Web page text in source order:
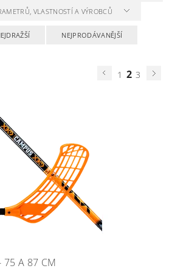
VLASTNOSTÍ A VÝROBCŮ
NEJPRODÁVANĚJŠÍ
1 2 3
75 A 87 CM